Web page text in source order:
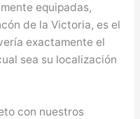
equipadas,
de la Victoria, es el
exactamente el
sea su localización
con nuestros